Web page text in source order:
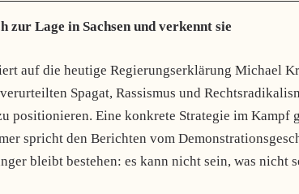
Lage in Sachsen und verkennt sie
auf die heutige Regierungserklärung Michael
Spagat, Rassismus und
positionieren. Eine konkrete Strategie im Kampf
spricht den Berichten vom
bleibt bestehen: es kann nicht sein, was nicht